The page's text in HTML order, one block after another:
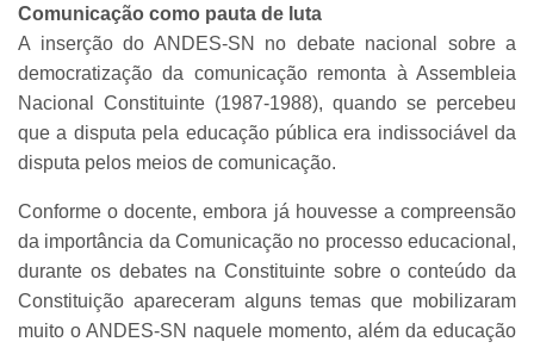
Comunicação como pauta de luta
A inserção do ANDES-SN no debate nacional sobre a
democratização da comunicação remonta à Assembleia
Nacional Constituinte (1987-1988), quando se percebeu
que a disputa pela educação pública era indissociável da
disputa pelos meios de comunicação.
Conforme o docente, embora já houvesse a compreensão
da importância da Comunicação no processo educacional,
durante os debates na Constituinte sobre o conteúdo da
Constituição apareceram alguns temas que mobilizaram
muito o ANDES-SN naquele momento, além da educação